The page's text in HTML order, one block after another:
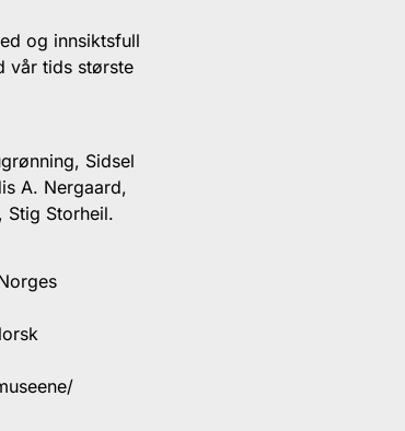
og innsiktsfull
vår tids største
Sidsel
A. Nergaard,
Stig Storheil.